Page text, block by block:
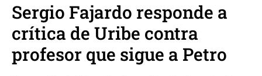
Sergio Fajardo responde a
crítica de Uribe contra
profesor que sigue a Petro